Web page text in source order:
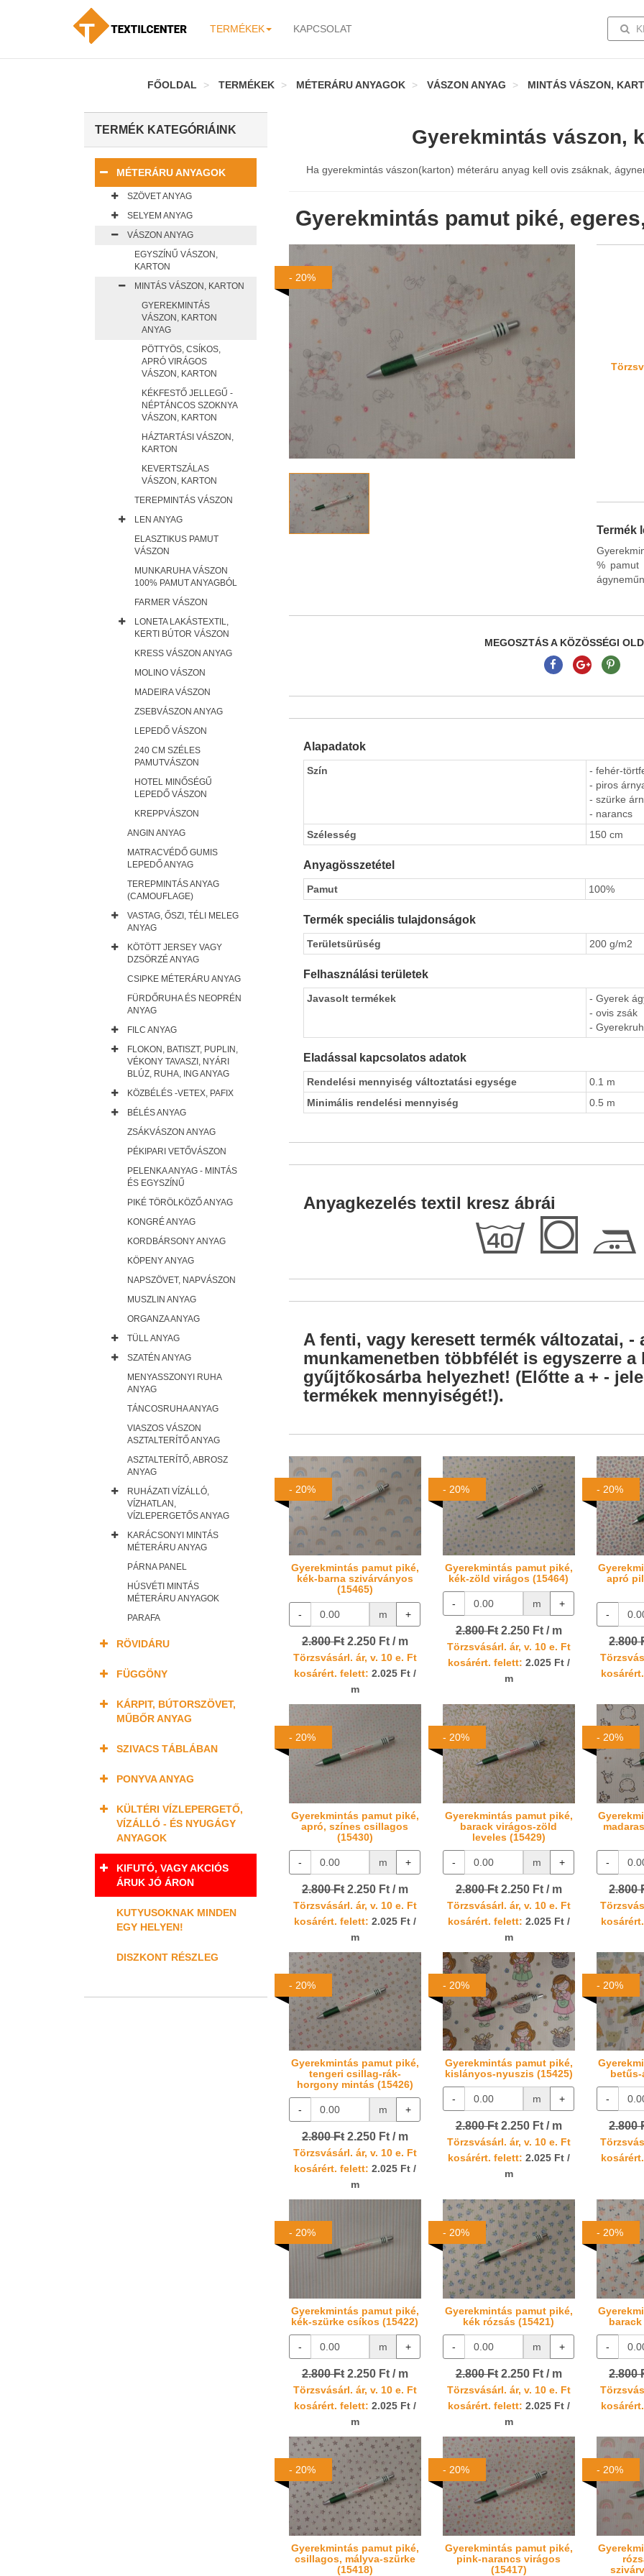
TERMÉKEK KAPCSOLAT
FŐOLDAL TERMÉKEK MÉTERÁRU ANYAGOK VÁSZON ANYAG MINTÁS VÁSZON,
Gyerekmintás vászon,
Ha gyerekmintás vászon(karton) méteráru anyag kell ovis zsáknak,
Gyerekmintás pamut piké,
- 20%
Termék
% pamut
MEGOSZTÁS A KÖZÖSSÉGI
Alapadatok
Szín
- fehér-
- piros
- szürke
- narancs
Szélesség
150 cm
Anyagösszetétel
Pamut 100%
Termék speciális tulajdonságok
Területsürüség 200 g/m2
Felhasználási területek
Javasolt termékek
- Gyerek
- ovis zsák
-
Eladással kapcsolatos adatok
Rendelési mennyiség változtatási egysége
0.1 m
Minimális rendelési mennyiség
0.5 m
Anyagkezelés textil kresz ábrái
h Q E
A fenti, vagy keresett termék változatai,
munkamenetben többfélét is egyszerre
gyűjtőkosárba helyezhet! (Előtte a + -
termékek mennyiségét!).
Gyerekmintás pamut piké,
kék-barna szivárványos
(15465)
- m +
2.800 Ft2.250 Ft / m
Törzsvásárl. ár, v. 10 e. Ft
kosárért. felett: 2.025 Ft /
m
- 20%
Gyerekmintás pamut piké,
kék-zöld virágos (15464)
- m +
2.800 Ft2.250 Ft / m
Törzsvásárl. ár, v. 10 e. Ft
kosárért. felett: 2.025 Ft /
m
- 20%
apró
-
2.800
- 20%
Gyerekmintás pamut piké,
apró, színes csillagos
(15430)
- m +
2.800 Ft2.250 Ft / m
Törzsvásárl. ár, v. 10 e. Ft
kosárért. felett: 2.025 Ft /
m
- 20%
Gyerekmintás pamut piké,
barack virágos-zöld
leveles (15429)
- m +
2.800 Ft2.250 Ft / m
Törzsvásárl. ár, v. 10 e. Ft
kosárért. felett: 2.025 Ft /
m
- 20%
-
2.800
- 20%
Gyerekmintás pamut piké,
tengeri csillag-rák-
horgony mintás (15426)
- m +
2.800 Ft2.250 Ft / m
Törzsvásárl. ár, v. 10 e. Ft
kosárért. felett: 2.025 Ft /
m
- 20%
Gyerekmintás pamut piké,
kislányos-nyuszis (15425)
- m +
2.800 Ft2.250 Ft / m
Törzsvásárl. ár, v. 10 e. Ft
kosárért. felett: 2.025 Ft /
m
- 20%
betűs-
-
2.800
- 20%
Gyerekmintás pamut piké,
kék-szürke csíkos (15422)
- m +
2.800 Ft2.250 Ft / m
Törzsvásárl. ár, v. 10 e. Ft
kosárért. felett: 2.025 Ft /
m
- 20%
Gyerekmintás pamut piké,
kék rózsás (15421)
- m +
2.800 Ft2.250 Ft / m
Törzsvásárl. ár, v. 10 e. Ft
kosárért. felett: 2.025 Ft /
m
- 20%
barack
-
2.800
- 20%
Gyerekmintás pamut piké,
csillagos, mályva-szürke
(15418)
- 20%
Gyerekmintás pamut piké,
pink-narancs virágos
(15417)
- 20% - 20%
TERMÉK KATEGÓRIÁINK
MÉTERÁRU ANYAGOK
SZÖVET ANYAG
SELYEM ANYAG
VÁSZON ANYAG
EGYSZÍNŰ VÁSZON,
KARTON
MINTÁS VÁSZON, KARTON
GYEREKMINTÁS
VÁSZON, KARTON
ANYAG
PÖTTYÖS, CSÍKOS,
APRÓ VIRÁGOS
VÁSZON, KARTON
KÉKFESTŐ JELLEGŰ -
NÉPTÁNCOS SZOKNYA
VÁSZON, KARTON
HÁZTARTÁSI VÁSZON,
KARTON
KEVERTSZÁLAS
VÁSZON, KARTON
TEREPMINTÁS VÁSZON
LEN ANYAG
ELASZTIKUS PAMUT
VÁSZON
MUNKARUHA VÁSZON
100% PAMUT ANYAGBÓL
FARMER VÁSZON
LONETA LAKÁSTEXTIL,
KERTI BÚTOR VÁSZON
KRESS VÁSZON ANYAG
MOLINO VÁSZON
MADEIRA VÁSZON
ZSEBVÁSZON ANYAG
LEPEDŐ VÁSZON
240 CM SZÉLES
PAMUTVÁSZON
HOTEL MINŐSÉGŰ
LEPEDŐ VÁSZON
KREPPVÁSZON
ANGIN ANYAG
MATRACVÉDŐ GUMIS
LEPEDŐ ANYAG
TEREPMINTÁS ANYAG
(CAMOUFLAGE)
VASTAG, ŐSZI, TÉLI MELEG
ANYAG
KÖTÖTT JERSEY VAGY
DZSÖRZÉ ANYAG
CSIPKE MÉTERÁRU ANYAG
FÜRDŐRUHA ÉS NEOPRÉN
ANYAG
FILC ANYAG
FLOKON, BATISZT, PUPLIN,
VÉKONY TAVASZI, NYÁRI
BLÚZ, RUHA, ING ANYAG
KÖZBÉLÉS -VETEX, PAFIX
BÉLÉS ANYAG
ZSÁKVÁSZON ANYAG
PÉKIPARI VETŐVÁSZON
PELENKA ANYAG - MINTÁS
ÉS EGYSZÍNŰ
PIKÉ TÖRÖLKÖZŐ ANYAG
KONGRÉ ANYAG
KORDBÁRSONY ANYAG
KÖPENY ANYAG
NAPSZÖVET, NAPVÁSZON
MUSZLIN ANYAG
ORGANZA ANYAG
TÜLL ANYAG
SZATÉN ANYAG
MENYASSZONYI RUHA
ANYAG
TÁNCOSRUHA ANYAG
VIASZOS VÁSZON
ASZTALTERÍTŐ ANYAG
ASZTALTERÍTŐ, ABROSZ
ANYAG
RUHÁZATI VÍZÁLLÓ,
VÍZHATLAN,
VÍZLEPERGETŐS ANYAG
KARÁCSONYI MINTÁS
MÉTERÁRU ANYAG
PÁRNA PANEL
HÚSVÉTI MINTÁS
MÉTERÁRU ANYAGOK
PARAFA
RÖVIDÁRU
FÜGGÖNY
KÁRPIT, BÚTORSZÖVET,
MŰBŐR ANYAG
SZIVACS TÁBLÁBAN
PONYVA ANYAG
KÜLTÉRI VÍZLEPERGETŐ,
VÍZÁLLÓ - ÉS NYUGÁGY
ANYAGOK
KIFUTÓ, VAGY AKCIÓS
ÁRUK JÓ ÁRON
KUTYUSOKNAK MINDEN
EGY HELYEN!
DISZKONT RÉSZLEG